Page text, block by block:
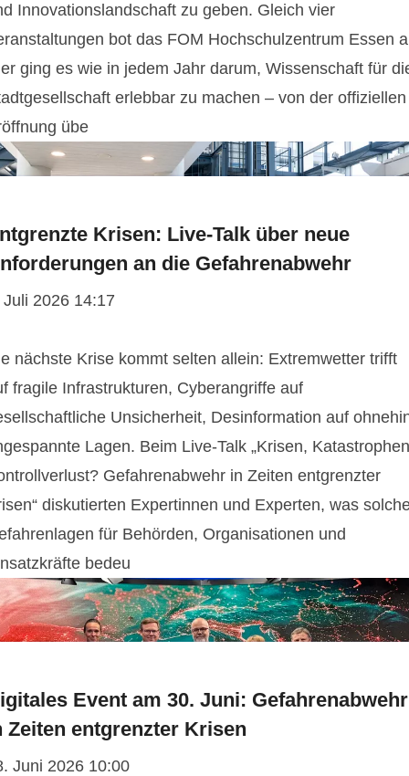
Innovationslandschaft zu geben. Gleich vier
bot das FOM Hochschulzentrum Essen
ging es wie in jedem Jahr darum, Wissenschaft für
erlebbar zu machen – von der offiziellen
übe
Krisen: Live-Talk über neue
an die Gefahrenabwehr
Juli 2026 14:17
nächste Krise kommt selten allein: Extremwetter trifft
fragile Infrastrukturen, Cyberangriffe auf
Unsicherheit, Desinformation auf
Lagen. Beim Live-Talk „Krisen,
Gefahrenabwehr in Zeiten entgrenzter
diskutierten Expertinnen und Experten, was
für Behörden, Organisationen und
bedeu
Event am 30. Juni: Gefahrenabwehr
Zeiten entgrenzter Krisen
Juni 2026 10:00